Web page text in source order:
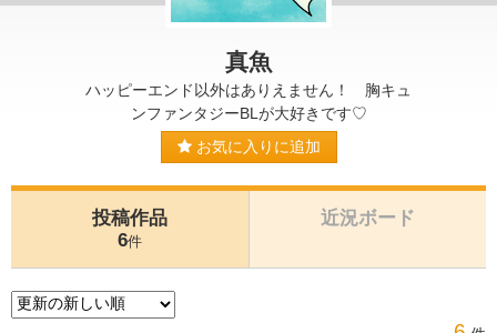
真魚
ハッピーエンド以外はありえません！ 胸キュ
ンファンタジーBLが大好きです♡
お気に入りに追加
投稿作品
6件
近況ボード